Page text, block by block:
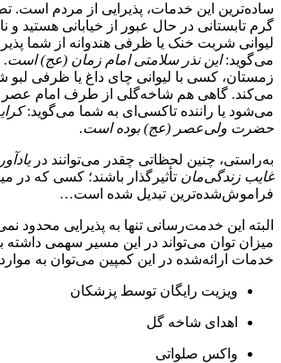
ساده‌ترین این خدمات، پذیرایی از مردم است.
گرم تابستانی در حال عبور از خیابانی هستید و
لیوانی شربت خنک یا ظرفی هندوانه از شما
می‌گوید:این نذر سلامتی امام زمان (عج) است.
زمستان، کسی با لیوانی چای داغ یا ظرفی لبو
می‌کند. گاهی هم شاخه‌گلی از طرف امام عصر
می‌شود یا راننده تاکسی‌ای به شما می‌گوید:
حضرت ولی‌عصر (عج) بوده است.
به‌راستی، چنین لحظاتی چقدر می‌توانند در
غایب زندگی‌مان تأثیرگذار باشند؛ کسی که در
فراموش‌شده‌ترین تبدیل شده است…
البته این خدمت‌رسانی تنها به پذیرایی محدود
میزان توان می‌تواند در این مسیر سهمی داشته
خدمات ارائه‌شده در این کمپین می‌توان به
ویزیت رایگان توسط پزشکان
اهدای شاخه گل
واکس صلواتی